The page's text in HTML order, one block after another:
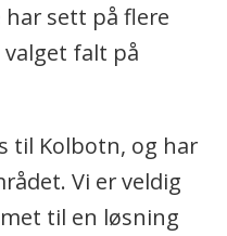
sett på flere
falt på
til Kolbotn, og har
Vi er veldig
til en løsning